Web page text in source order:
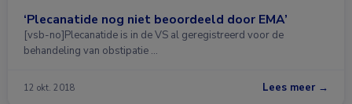
‘Plecanatide nog niet beoordeeld door EMA’
[vsb-no]Plecanatide is in de VS al geregistreerd voor de
behandeling van obstipatie …
12 okt. 2018 Lees meer →